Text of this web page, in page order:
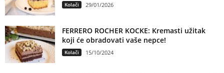
Kolači 29/01/2026
FERRERO ROCHER KOCKE: Kremasti užitak
koji će obradovati vaše nepce!
Kolači 15/10/2024